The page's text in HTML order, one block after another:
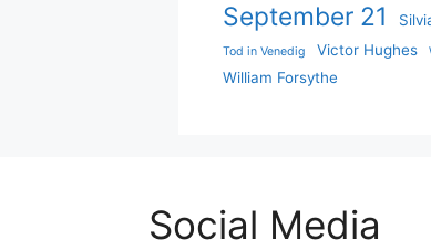
September 21
Tod in Venedig Victor Hughes
William Forsythe
Social Media